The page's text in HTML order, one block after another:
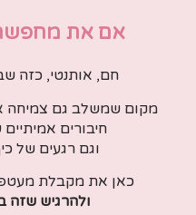
אם את מחפשת
חם, אותנטי, כזה
מקום שמשלב גם צמיחה
חיבורים
וגם רגעים של
כאן את מקבלת
ולהרגיש שזה